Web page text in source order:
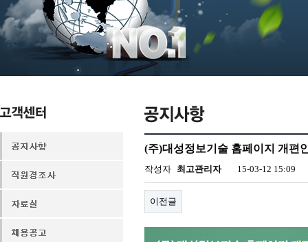
(주)대성정보기술 홈페이지 개편
작성자 최고관리자 15-03-12 15:09
이전글